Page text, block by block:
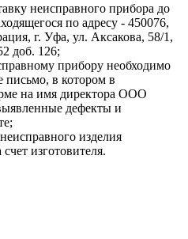
неисправного прибора до
по адресу - 450076,
г. Уфа, ул. Аксакова, 58/1,
доб. 126;
прибору необходимо
письмо, в котором в
на имя директора ООО
дефекты и
изделия
изготовителя.